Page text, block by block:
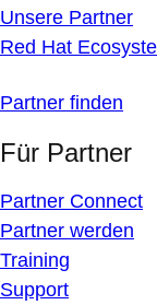
Unsere Partner
Red Hat
Partner finden
Für Partner
Partner Connect
Partner werden
Training
Support